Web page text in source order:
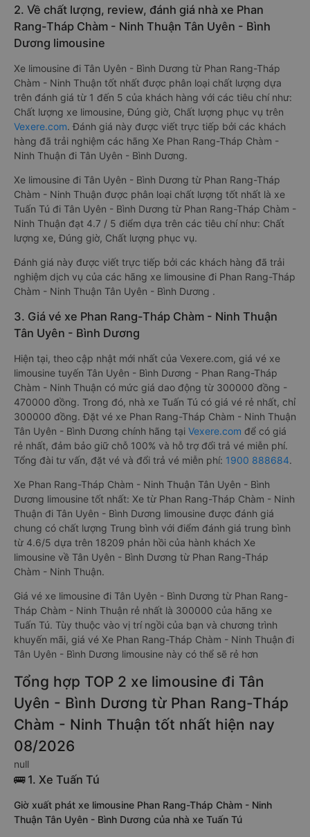
2. Về chất lượng, review, đánh giá nhà xe Phan
Rang-Tháp Chàm - Ninh Thuận Tân Uyên - Bình
Dương limousine
Xe limousine đi Tân Uyên - Bình Dương từ Phan Rang-Tháp
Chàm - Ninh Thuận tốt nhất được phân loại chất lượng dựa
trên đánh giá từ 1 đến 5 của khách hàng với các tiêu chí như:
Chất lượng xe limousine, Đúng giờ, Chất lượng phục vụ trên
Vexere.com. Đánh giá này được viết trực tiếp bởi các khách
hàng đã trải nghiệm các hãng Xe Phan Rang-Tháp Chàm -
Ninh Thuận đi Tân Uyên - Bình Dương.
Xe limousine đi Tân Uyên - Bình Dương từ Phan Rang-Tháp
Chàm - Ninh Thuận được phân loại chất lượng tốt nhất là xe
Tuấn Tú đi Tân Uyên - Bình Dương từ Phan Rang-Tháp Chàm -
Ninh Thuận đạt 4.7 / 5 điểm dựa trên các tiêu chí như: Chất
lượng xe, Đúng giờ, Chất lượng phục vụ.
Đánh giá này được viết trực tiếp bởi các khách hàng đã trải
nghiệm dịch vụ của các hãng xe limousine đi Phan Rang-Tháp
Chàm - Ninh Thuận Tân Uyên - Bình Dương .
3. Giá vé xe Phan Rang-Tháp Chàm - Ninh Thuận
Tân Uyên - Bình Dương
Hiện tại, theo cập nhật mới nhất của Vexere.com, giá vé xe
limousine tuyến Tân Uyên - Bình Dương - Phan Rang-Tháp
Chàm - Ninh Thuận có mức giá dao động từ 300000 đồng -
470000 đồng. Trong đó, nhà xe Tuấn Tú có giá vé rẻ nhất, chỉ
300000 đồng. Đặt vé xe Phan Rang-Tháp Chàm - Ninh Thuận
Tân Uyên - Bình Dương chính hãng tại Vexere.com để có giá
rẻ nhất, đảm bảo giữ chỗ 100% và hỗ trợ đổi trả vé miễn phí.
Tổng đài tư vấn, đặt vé và đổi trả vé miễn phí: 1900 888684.
Xe Phan Rang-Tháp Chàm - Ninh Thuận Tân Uyên - Bình
Dương limousine tốt nhất: Xe từ Phan Rang-Tháp Chàm - Ninh
Thuận đi Tân Uyên - Bình Dương limousine được đánh giá
chung có chất lượng Trung bình với điểm đánh giá trung bình
từ 4.6/5 dựa trên 18209 phản hồi của hành khách Xe
limousine về Tân Uyên - Bình Dương từ Phan Rang-Tháp
Chàm - Ninh Thuận.
Giá vé xe limousine đi Tân Uyên - Bình Dương từ Phan Rang-
Tháp Chàm - Ninh Thuận rẻ nhất là 300000 của hãng xe
Tuấn Tú. Tùy thuộc vào vị trí ngồi của bạn và chương trình
khuyến mãi, giá vé Xe Phan Rang-Tháp Chàm - Ninh Thuận đi
Tân Uyên - Bình Dương limousine này có thể sẽ rẻ hơn
Tổng hợp TOP 2 xe limousine đi Tân
Uyên - Bình Dương từ Phan Rang-Tháp
Chàm - Ninh Thuận tốt nhất hiện nay
08/2026
null
🚌 1. Xe Tuấn Tú
Giờ xuất phát xe limousine Phan Rang-Tháp Chàm - Ninh
Thuận Tân Uyên - Bình Dương của nhà xe Tuấn Tú